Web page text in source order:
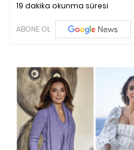
19 dakika okunma süresi
ABONE OL